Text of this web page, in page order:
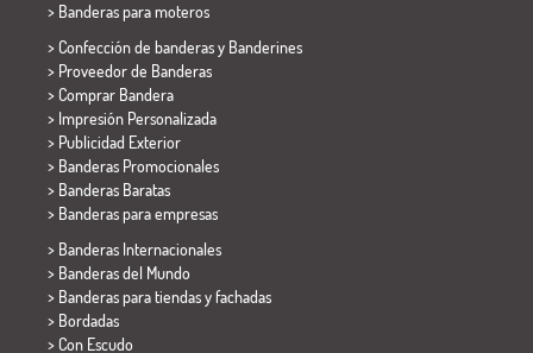
> Banderas para moteros
> Confección de banderas y Banderines
> Proveedor de Banderas
> Comprar Bandera
> Impresión Personalizada
> Publicidad Exterior
> Banderas Promocionales
> Banderas Baratas
> Banderas para empresas
> Banderas Internacionales
> Banderas del Mundo
> Banderas para tiendas y fachadas
> Bordadas
> Con Escudo